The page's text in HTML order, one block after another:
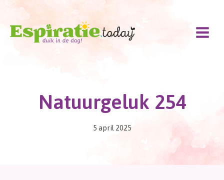
Doorgaan
inhoud
Natuurgeluk 254
5 april 2025